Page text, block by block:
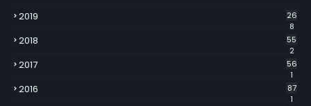
2019
26
8
2018
55
2
2017
56
1
2016
87
1